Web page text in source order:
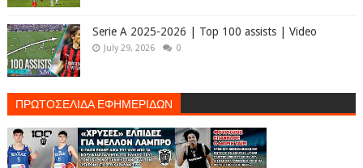
Serie A 2025-2026 | Top 100 assists | Video
July 29, 2026 0
ΠΡΩΤΟΣΕΛΙΔΑ ΕΦΗΜΕΡΙΔΩΝ